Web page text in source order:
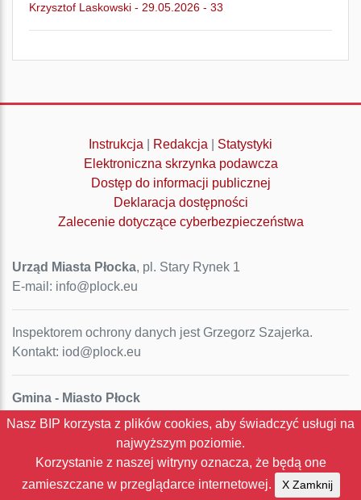
Krzysztof Laskowski - 29.05.2026 - 33
Instrukcja Redakcja
Statystyki
Elektroniczna skrzynka podawcza
Dostęp do informacji publicznej
Deklaracja dostępności
Zalecenie dotyczące cyberbezpieczeństwa
Urząd Miasta Płocka, pl. Stary Rynek 1
E-mail: info@plock.eu
Inspektorem ochrony danych jest Grzegorz Szajerka.
Kontakt: iod@plock.eu
Gmina - Miasto Płock
Pl. Stary Rynek 1
NIP: 774-31-35-712
Nasz BIP korzysta z plików cookies, aby świadczyć usługi na
najwyższym poziomie.
Korzystanie z naszej witryny oznacza, że będą one
zamieszczane w przeglądarce internetowej.
X Zamknij